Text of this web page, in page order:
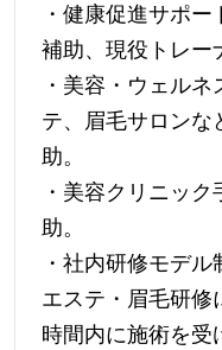
・健康促進サポ
補助、現役トレー
・美容・ウェル
テ、眉毛サロンな
助。
・美容クリニッ
助。
・社内研修モデ
エステ・眉毛研修
時間内に施術を受